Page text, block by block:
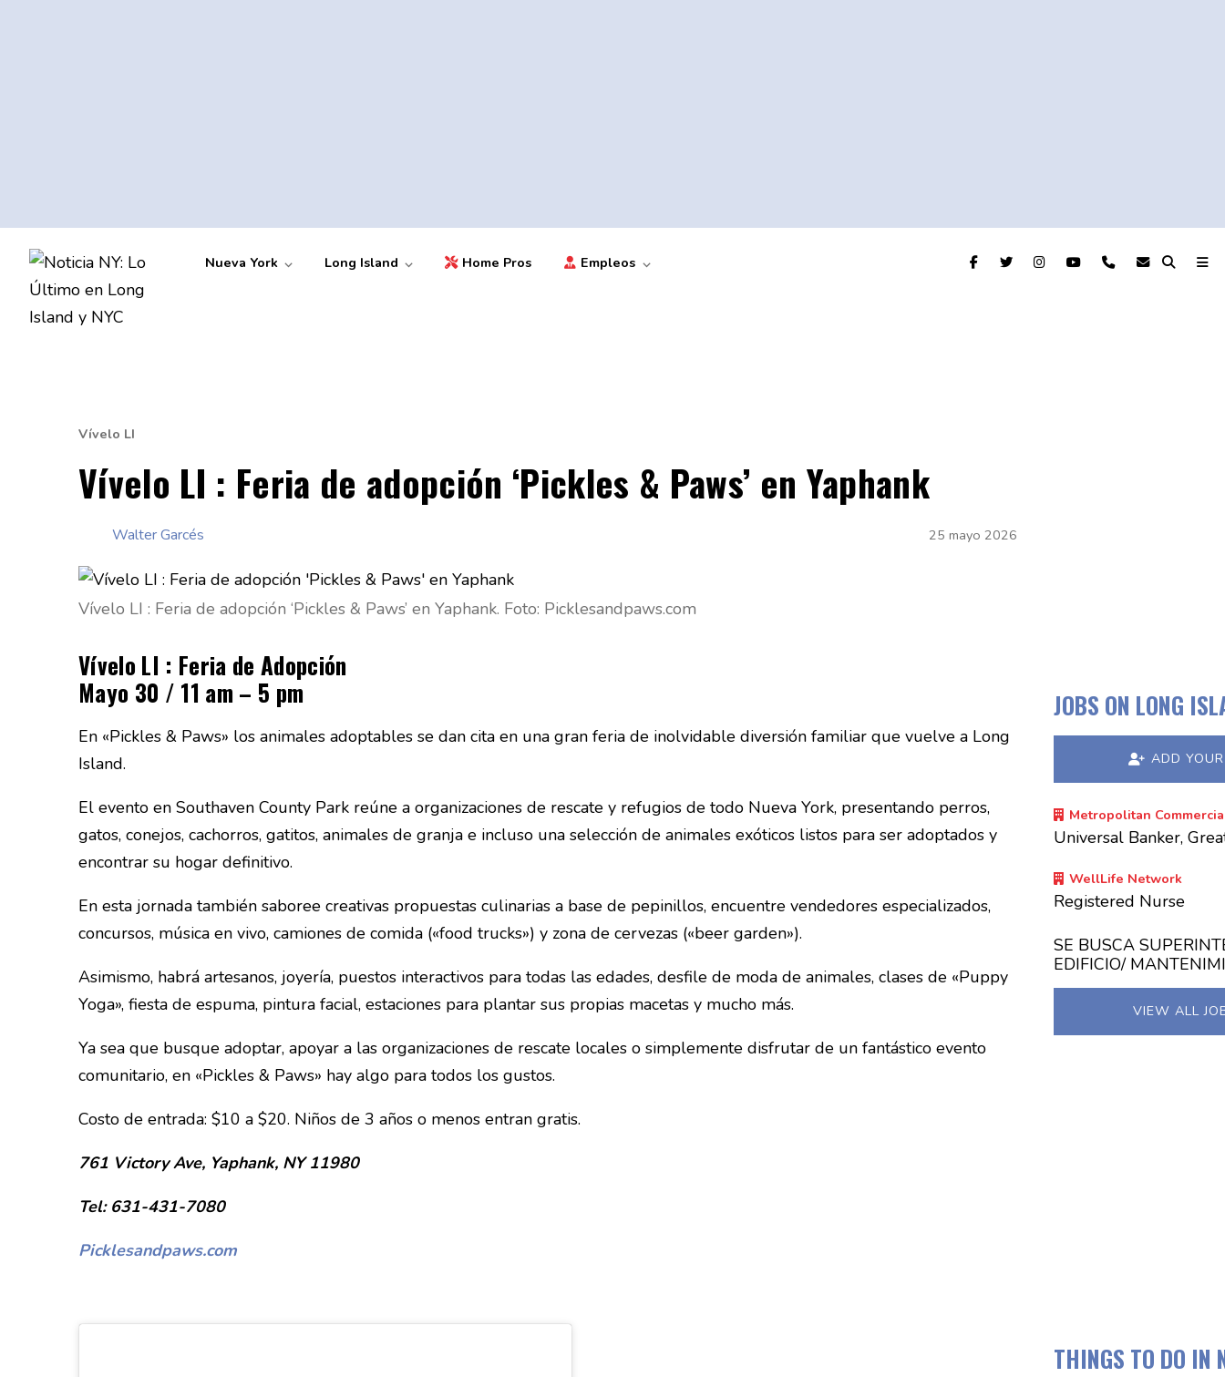
Nueva York Long Island Home Pros Empleos
Vívelo LI
Vívelo LI : Feria de adopción ‘Pickles & Paws’ en Yaphank
Walter Garcés 25 mayo 2026
Vívelo LI : Feria de adopción ‘Pickles & Paws’ en Yaphank. Foto: Picklesandpaws.com
Vívelo LI : Feria de Adopción
Mayo 30 / 11 am – 5 pm
En «Pickles & Paws» los animales adoptables se dan cita en una gran feria de inolvidable diversión familiar que vuelve a Long
Island.
El evento en Southaven County Park reúne a organizaciones de rescate y refugios de todo Nueva York, presentando perros,
gatos, conejos, cachorros, gatitos, animales de granja e incluso una selección de animales exóticos listos para ser adoptados y
encontrar su hogar definitivo.
En esta jornada también saboree creativas propuestas culinarias a base de pepinillos, encuentre vendedores especializados,
concursos, música en vivo, camiones de comida («food trucks») y zona de cervezas («beer garden»).
Asimismo, habrá artesanos, joyería, puestos interactivos para todas las edades, desfile de moda de animales, clases de «Puppy
Yoga», fiesta de espuma, pintura facial, estaciones para plantar sus propias macetas y mucho más.
Ya sea que busque adoptar, apoyar a las organizaciones de rescate locales o simplemente disfrutar de un fantástico evento
comunitario, en «Pickles & Paws» hay algo para todos los gustos.
Costo de entrada: $10 a $20. Niños de 3 años o menos entran gratis.
761 Victory Ave, Yaphank, NY 11980
Tel: 631-431-7080
Picklesandpaws.com
JOBS ON LONG
ADD
Metropolitan
Universal Banker,
WellLife Network
Registered Nurse
SE BUSCA
EDIFICIO/
VIEW ALL
THINGS TO DO IN